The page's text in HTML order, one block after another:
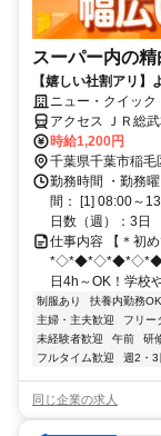
スーパー内の
【嬉しい社割アリ
めてのアルバイトに
ニュー・クイッ
アクセス ＪＲ総
歩約9分、京成千
毛駅」徒歩1分、
レール「穴川駅」
時給1,200円
千葉県千葉市稲毛
勤務時間 ・勤務
間： [1] 08:00～
日数（週）：3日
仕事内容 【＊初
日4h～OK！学校
制服あり 扶養内勤務OK
主婦・主夫歓迎
フリー
未経験者歓迎
午前 研
フルタイム歓迎
週2・3
同じ企業の求人